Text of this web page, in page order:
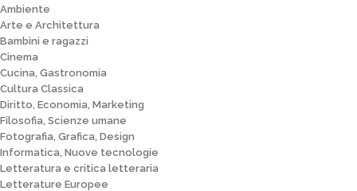
Ambiente
Arte e Architettura
Bambini e ragazzi
Cinema
Cucina, Gastronomia
Cultura Classica
Diritto, Economia, Marketing
Filosofia, Scienze umane
Fotografia, Grafica, Design
Informatica, Nuove tecnologie
Letteratura e critica letteraria
Letterature Europee